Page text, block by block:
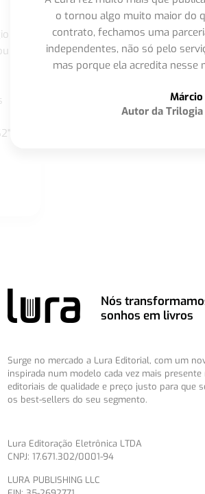
o tornou algo muito maior do
contrato, fechamos uma
independentes, não só pelo
mas porque ela acredita nesse
Márcio
Autor da Trilogia
Nós
sonhos em livros
Surge no mercado a Lura Editorial, com um
inspirada num modelo cada vez mais
editoriais de qualidade e preço justo para que
os best-sellers do seu segmento.
Lura Editoração Eletrônica LTDA
CNPJ: 17.671.302/0001-94
LURA PUBLISHING LLC